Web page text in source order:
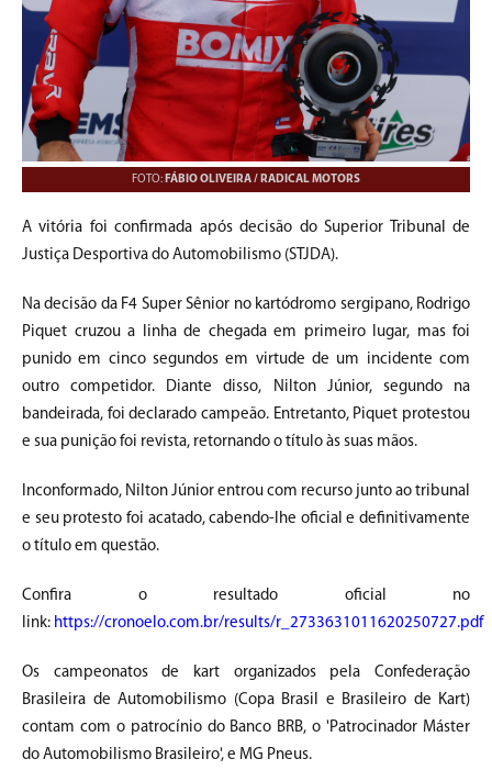
FOTO: FÁBIO OLIVEIRA / RADICAL MOTORS
A vitória foi confirmada após decisão do Superior Tribunal de
Justiça Desportiva do Automobilismo (STJDA).
Na decisão da F4 Super Sênior no kartódromo sergipano, Rodrigo
Piquet cruzou a linha de chegada em primeiro lugar, mas foi
punido em cinco segundos em virtude de um incidente com
outro competidor. Diante disso, Nilton Júnior, segundo na
bandeirada, foi declarado campeão. Entretanto, Piquet protestou
e sua punição foi revista, retornando o título às suas mãos.
Inconformado, Nilton Júnior entrou com recurso junto ao tribunal
e seu protesto foi acatado, cabendo-lhe oficial e definitivamente
o título em questão.
Confira o resultado oficial no
link: https://cronoelo.com.br/results/r_2733631011620250727.pdf
Os campeonatos de kart organizados pela Confederação
Brasileira de Automobilismo (Copa Brasil e Brasileiro de Kart)
contam com o patrocínio do Banco BRB, o 'Patrocinador Máster
do Automobilismo Brasileiro', e MG Pneus.